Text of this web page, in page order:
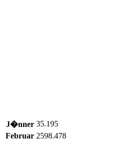
J�nner 35.195
Februar 2598.478